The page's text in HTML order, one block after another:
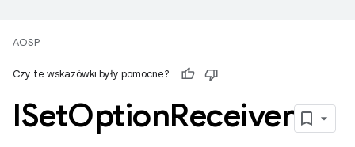
AOSP
Czy te wskazówki były pomocne?
ISetOptionReceiver